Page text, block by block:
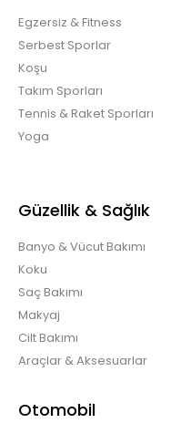
Egzersiz & Fitness
Serbest Sporlar
Koşu
Takım Sporları
Tennis & Raket Sporları
Yoga
Güzellik & Sağlık
Banyo & Vücut Bakımı
Koku
Saç Bakımı
Makyaj
Cilt Bakımı
Araçlar & Aksesuarlar
Otomobil